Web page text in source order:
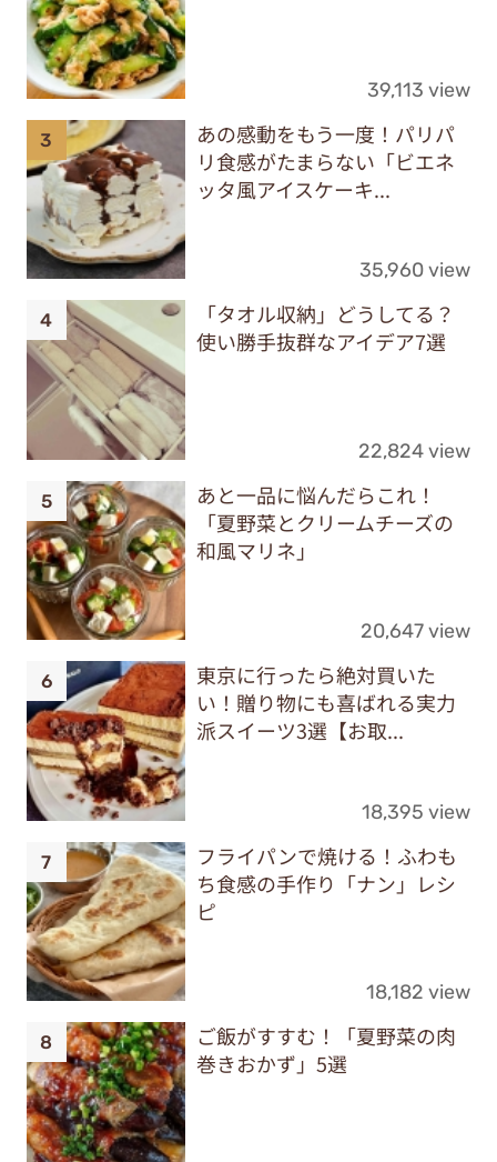
39,113 view
あの感動をもう一度！パリパ
リ食感がたまらない「ビエネ
ッタ風アイスケーキ...
35,960 view
「タオル収納」どうしてる？
使い勝手抜群なアイデア7選
22,824 view
あと一品に悩んだらこれ！
「夏野菜とクリームチーズの
和風マリネ」
20,647 view
東京に行ったら絶対買いた
い！贈り物にも喜ばれる実力
派スイーツ3選【お取...
18,395 view
フライパンで焼ける！ふわも
ち食感の手作り「ナン」レシ
ピ
18,182 view
ご飯がすすむ！「夏野菜の肉
巻きおかず」5選